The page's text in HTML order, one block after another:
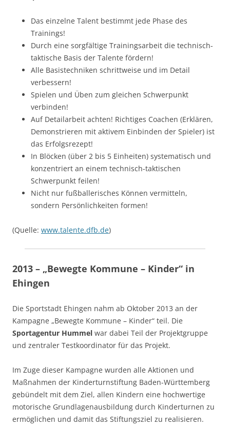
Das einzelne Talent bestimmt jede Phase des
Trainings!
Durch eine sorgfältige Trainingsarbeit die technisch-
taktische Basis der Talente fördern!
Alle Basistechniken schrittweise und im Detail
verbessern!
Spielen und Üben zum gleichen Schwerpunkt
verbinden!
Auf Detailarbeit achten! Richtiges Coachen (Erklären,
Demonstrieren mit aktivem Einbinden der Spieler) ist
das Erfolgsrezept!
In Blöcken (über 2 bis 5 Einheiten) systematisch und
konzentriert an einem technisch-taktischen
Schwerpunkt feilen!
Nicht nur fußballerisches Können vermitteln,
sondern Persönlichkeiten formen!
(Quelle: www.talente.dfb.de)
2013 – „Bewegte Kommune – Kinder“ in
Ehingen
Die Sportstadt Ehingen nahm ab Oktober 2013 an der
Kampagne „Bewegte Kommune – Kinder“ teil. Die
Sportagentur Hummel war dabei Teil der Projektgruppe
und zentraler Testkoordinator für das Projekt.
Im Zuge dieser Kampagne wurden alle Aktionen und
Maßnahmen der Kinderturnstiftung Baden-Württemberg
gebündelt mit dem Ziel, allen Kindern eine hochwertige
motorische Grundlagenausbildung durch Kinderturnen zu
ermöglichen und damit das Stiftungsziel zu realisieren.